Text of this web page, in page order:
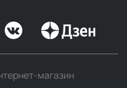
магазин